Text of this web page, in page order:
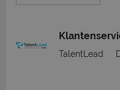
TalentLead